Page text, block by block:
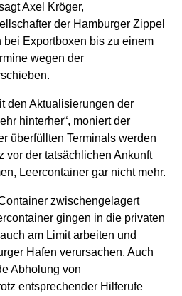
Axel Kröger,
der Hamburger Zippel
bei Exportboxen bis zu einem
wegen der
den Aktualisierungen der
hinterher“, moniert der
überfüllten Terminals werden
vor der tatsächlichen Ankunft
Leercontainer gar nicht mehr.
zwischengelagert
gingen in die privaten
am Limit arbeiten und
Hafen verursachen. Auch
Abholung von
entsprechender Hilferufe